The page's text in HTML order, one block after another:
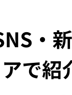
・
で紹